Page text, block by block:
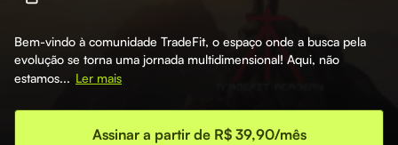
Bem-vindo à comunidade TradeFit, o espaço onde a busca pela
evolução se torna uma jornada multidimensional! Aqui, não
estamos... Ler mais
Assinar a partir de R$ 39,90/mês